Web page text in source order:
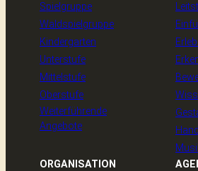
Spielgruppe
Waldspielgruppe
Kindergarten
Unterstufe
Mittelstufe
Oberstufe
Weiterführende
Angebote
ORGANISATION